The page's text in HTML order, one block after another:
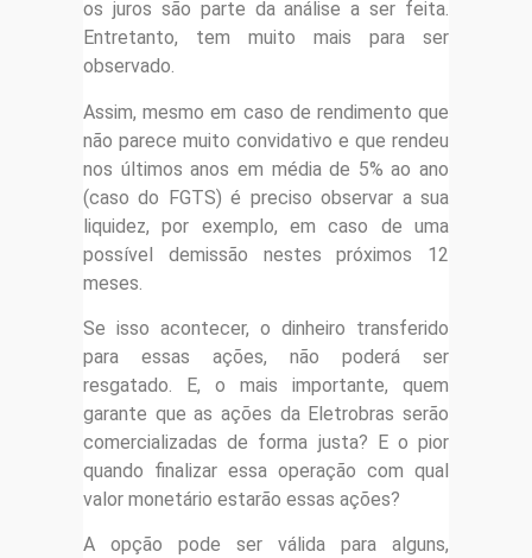
os juros são parte da análise a ser feita.
Entretanto, tem muito mais para ser
observado.
Assim, mesmo em caso de rendimento que
não parece muito convidativo e que rendeu
nos últimos anos em média de 5% ao ano
(caso do FGTS) é preciso observar a sua
liquidez, por exemplo, em caso de uma
possível demissão nestes próximos 12
meses.
Se isso acontecer, o dinheiro transferido
para essas ações, não poderá ser
resgatado. E, o mais importante, quem
garante que as ações da Eletrobras serão
comercializadas de forma justa? E o pior
quando finalizar essa operação com qual
valor monetário estarão essas ações?
A opção pode ser válida para alguns,